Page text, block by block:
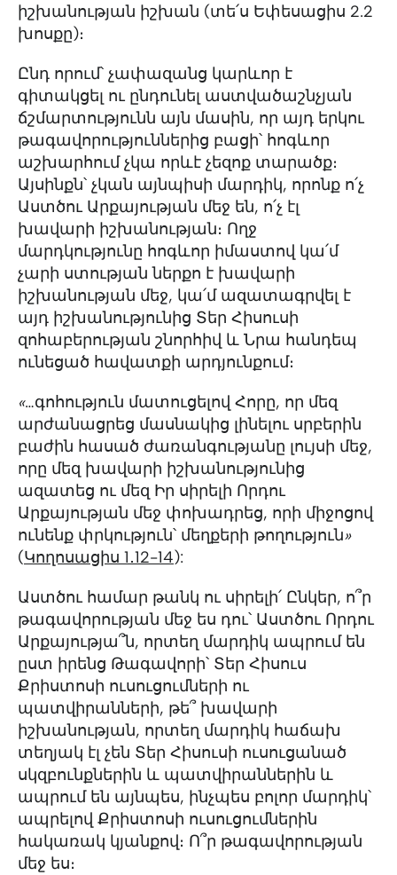
իշխանության իշխան (տե՛ս Եփեսացիս 2.2
խոսքը)։
Ընդ որում՝ չափազանց կարևոր է
գիտակցել ու ընդունել աստվածաշնչյան
ճշմարտությունն այն մասին, որ այդ երկու
թագավորություններից բացի՝ հոգևոր
աշխարհում չկա որևէ չեզոք տարածք։
Այսինքն՝ չկան այնպիսի մարդիկ, որոնք ո՛չ
Աստծու Արքայության մեջ են, ո՛չ էլ
խավարի իշխանության։ Ողջ
մարդկությունը հոգևոր իմաստով կա՛մ
չարի ստության ներքո է խավարի
իշխանության մեջ, կա՛մ ազատագրվել է
այդ իշխանությունից Տեր Հիսուսի
զոհաբերության շնորհիվ և Նրա հանդեպ
ունեցած հավատքի արդյունքում։
«…գոհություն մատուցելով Հորը, որ մեզ
արժանացրեց մասնակից լինելու սրբերին
բաժին հասած ժառանգությանը լույսի մեջ,
որը մեզ խավարի իշխանությունից
ազատեց ու մեզ Իր սիրելի Որդու
Արքայության մեջ փոխադրեց, որի միջոցով
ունենք փրկություն՝ մեղքերի թողություն»
(Կողոսացիս 1․12-14):
Աստծու համար թանկ ու սիրելի՛ Ընկեր, ո՞ր
թագավորության մեջ ես դու՝ Աստծու Որդու
Արքայությա՞ն, որտեղ մարդիկ ապրում են
ըստ իրենց Թագավորի՝ Տեր Հիսուս
Քրիստոսի ուսուցումների ու
պատվիրանների, թե՞ խավարի
իշխանության, որտեղ մարդիկ հաճախ
տեղյակ էլ չեն Տեր Հիսուսի ուսուցանած
սկզբունքներին և պատվիրաններին և
ապրում են այնպես, ինչպես բոլոր մարդիկ՝
ապրելով Քրիստոսի ուսուցումներին
հակառակ կյանքով։ Ո՞ր թագավորության
մեջ ես։